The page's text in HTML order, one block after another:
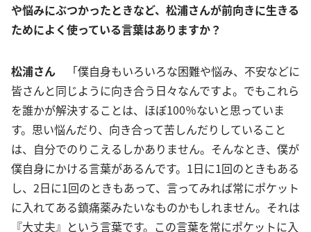
や悩みにぶつかったときなど、松浦さんが前向きに生きる
ためによく使っている言葉はありますか？
松浦さん 「僕自身もいろいろな困難や悩み、不安などに
皆さんと同じように向き合う日々なんですよ。でもこれら
を誰かが解決することは、ほぼ100％ないと思っていま
す。思い悩んだり、向き合って苦しんだりしていること
は、自分でのりこえるしかありません。そんなとき、僕が
僕自身にかける言葉があるんです。1日に1回のときもある
し、2日に1回のときもあって、言ってみれば常にポケット
に入れてある鎮痛薬みたいなものかもしれません。それは
『大丈夫』という言葉です。この言葉を常にポケットに入